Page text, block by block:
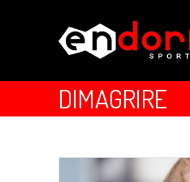
DIMAGRIRE